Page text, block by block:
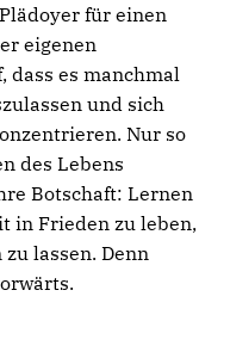
für einen
eigenen
dass es manchmal
und sich
Nur so
des Lebens
Botschaft: Lernen
in Frieden zu leben,
lassen. Denn